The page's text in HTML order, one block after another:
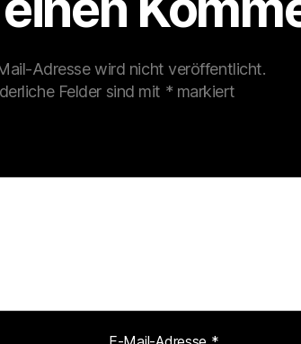
Adresse wird nicht veröffentlicht.
Felder sind mit * markiert